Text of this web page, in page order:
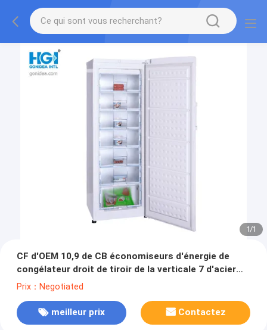
1/1
CF d'OEM 10,9 de CB économiseurs d'énergie de
congélateur droit de tiroir de la verticale 7 d'acier
inoxydable
Prix：Negotiated
meilleur prix Contactez